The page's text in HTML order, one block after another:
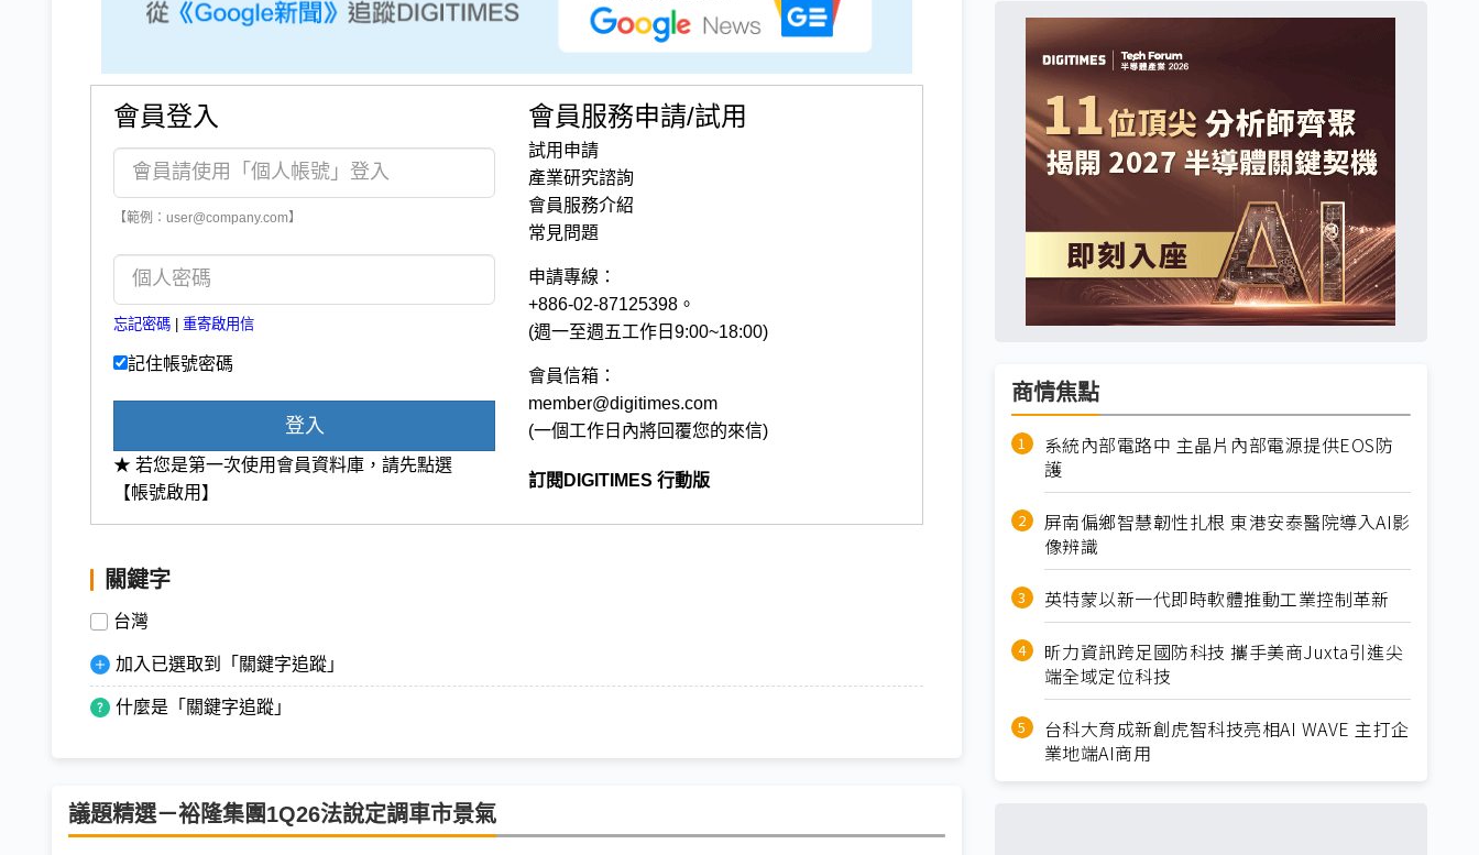
會員登入
【範例：user@company.com】
忘記密碼 重寄啟用信
記住帳號密碼
登入
★ 若您是第一次使用會員資料庫，請先點選
【帳號啟用】
會員服務申請/試用
試用申請
產業研究諮詢
會員服務介紹
常見問題
申請專線：
+886-02-87125398。
(週一至週五工作日9:00~18:00)
會員信箱：
member@digitimes.com
(一個工作日內將回覆您的來信)
訂閱DIGITIMES 行動版
關鍵字
台灣
加入已選取到「關鍵字追蹤」
什麼是「關鍵字追蹤」
議題精選－裕隆集團1Q26法說定調車市景氣
商情焦點
系統內部電路中 主晶片內部電源提供EOS防
護
屏南偏鄉智慧韌性扎根 東港安泰醫院導入AI影
像辨識
英特蒙以新一代即時軟體推動工業控制革新
昕力資訊跨足國防科技 攜手美商Juxta引進尖
端全域定位科技
台科大育成新創虎智科技亮相AI WAVE 主打企
業地端AI商用